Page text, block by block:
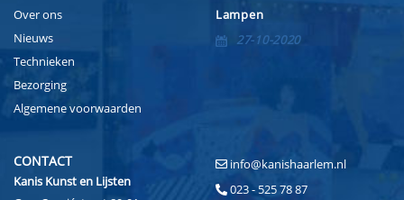
Over ons
Nieuws
Technieken
Bezorging
Algemene voorwaarden
Lampen
27-10-2020
CONTACT
Kanis Kunst en Lijsten
info@kanishaarlem.nl
023 - 525 78 87